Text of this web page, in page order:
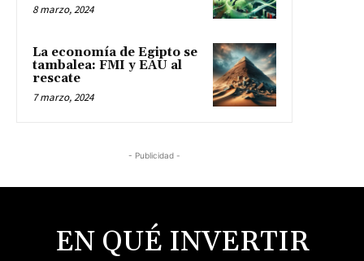
8 marzo, 2024
La economía de Egipto se
tambalea: FMI y EAU al
rescate
7 marzo, 2024
- Publicidad -
EN QUÉ INVERTIR